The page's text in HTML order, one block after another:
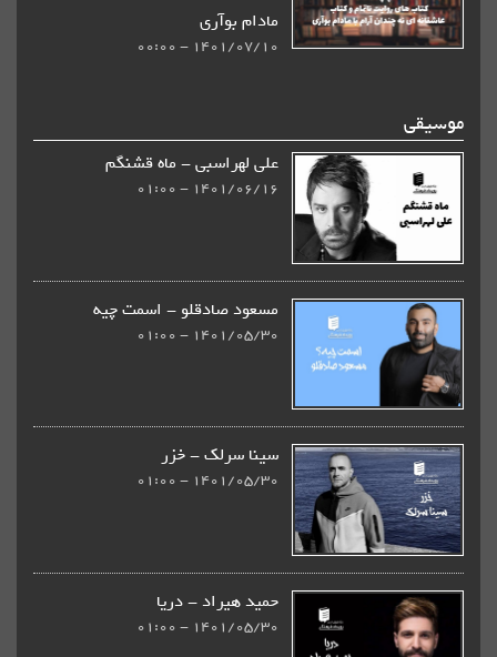
مادام بوآری
1401/07/10 - 00:00
علی لهراسبی - ماه قشنگم
1401/06/16 - 01:00
مسعود صادقلو - اسمت چیه
1401/05/30 - 01:00
سینا سرلک - خزر
1401/05/30 - 01:00
حمید هیراد - دریا
1401/05/30 - 01:00